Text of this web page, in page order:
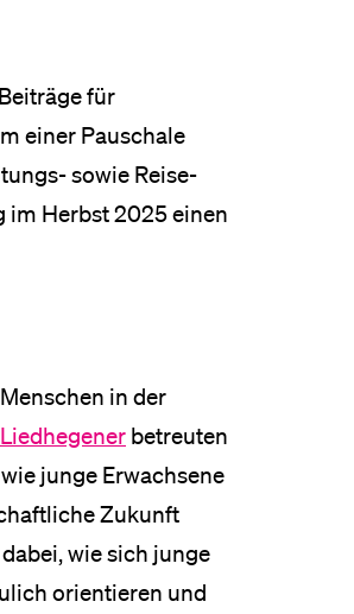
für
einer Pauschale
sowie Reise-
im Herbst 2025 einen
in der
betreuten
junge Erwachsene
Zukunft
wie sich junge
orientieren und